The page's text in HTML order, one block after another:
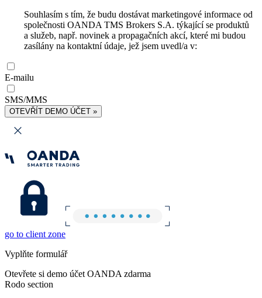
Souhlasím s tím, že budu dostávat marketingové informace od
společnosti OANDA TMS Brokers S.A. týkající se produktů
a služeb, např. novinek a propagačních akcí, které mi budou
zasílány na kontaktní údaje, jež jsem uvedl/a v:
E-mailu
SMS/MMS
OTEVŘÍT DEMO ÚČET »
go to client zone
Vyplňte formulář
Otevřete si demo účet OANDA zdarma
Rodo section